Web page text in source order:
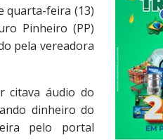
quarta-feira (13)
Pinheiro (PP)
pela vereadora
citava áudio do
dinheiro do
pelo portal